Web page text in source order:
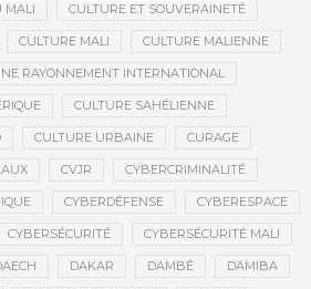
MALI CULTURE ET SOUVERAINETÉ
CULTURE MALI CULTURE MALIENNE
RAYONNEMENT INTERNATIONAL
CULTURE SAHÉLIENNE
CULTURE URBAINE CURAGE
CVJR CYBERCRIMINALITÉ
CYBERDÉFENSE CYBERESPACE
CYBERSÉCURITÉ CYBERSÉCURITÉ MALI
DAKAR DAMBÉ DAMIBA